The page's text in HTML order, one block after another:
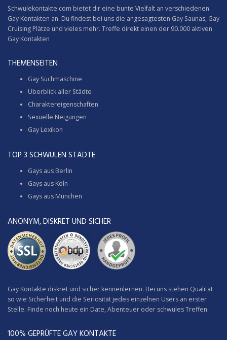
Schwulekontakte.com bietet dir eine bunte Vielfalt an verschiedenen
Gay Kontakten an. Du findest bei uns die angesagtesten Gay Saunas, Gay
Cruising Plätze und vieles mehr. Treffe direkt einen der 90.000 aktiven
Gay Kontakten
THEMENSEITEN
Gay Suchmaschine
Überblick aller Städte
Charaktereigenschaften
Sexuelle Neigungen
Gay Lexikon
TOP 3 SCHWULEN STÄDTE
Gays aus Berlin
Gays aus Köln
Gays aus München
ANONYM, DISKRET UND SICHER
Gay Kontakte diskret und sicher kennenlernen. Bei uns stehen Qualität
so wie Sicherheit und die Seriosität jedes einzelnen Users an erster
Stelle. Finde noch heute ein Date, Abenteuer oder schwules Treffen.
100% GEPRÜFTE GAY KONTAKTE